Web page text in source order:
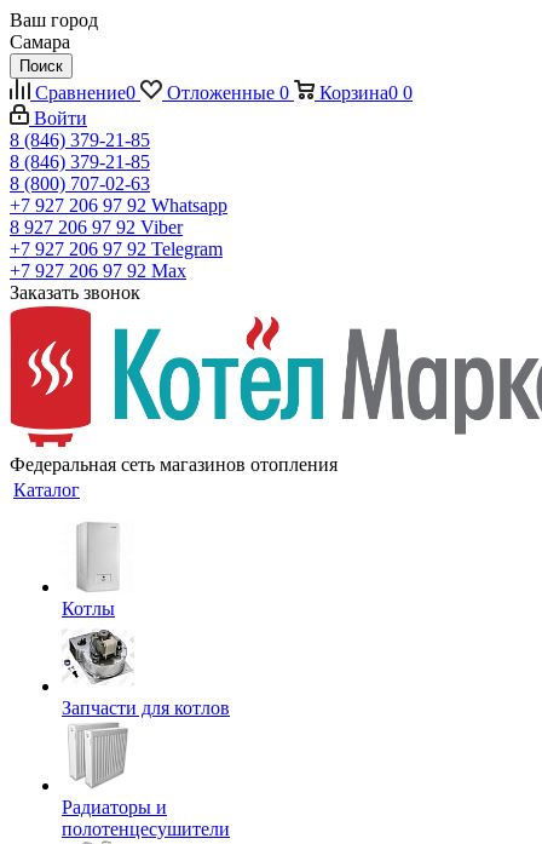
Ваш город
Самара
Поиск
Сравнение0 Отложенные 0 Корзина0 0
Войти
8 (846) 379-21-85
8 (846) 379-21-85
8 (800) 707-02-63
+7 927 206 97 92 Whatsapp
8 927 206 97 92 Viber
+7 927 206 97 92 Telegram
+7 927 206 97 92 Max
Заказать звонок
Федеральная сеть магазинов отопления
Каталог
Котлы
Запчасти для котлов
Радиаторы и
полотенцесушители